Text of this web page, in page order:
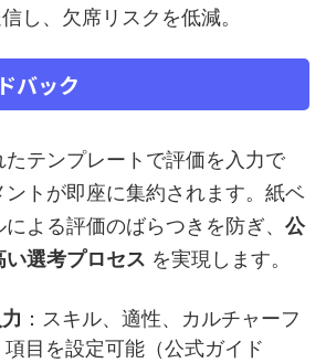
し、欠席リスクを低減。
バック
テンプレートで評価を入力で
ントが即座に集約されます。紙ベ
よる評価のばらつきを防ぎ、 公
選考プロセス を実現します。
：スキル、適性、カルチャーフ
項目を設定可能（公式ガイド